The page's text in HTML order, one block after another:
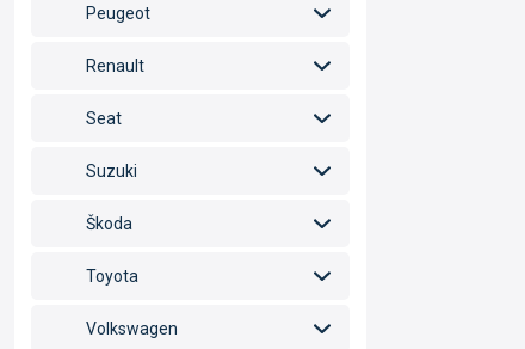
Peugeot
Renault
Seat
Suzuki
Škoda
Toyota
Volkswagen